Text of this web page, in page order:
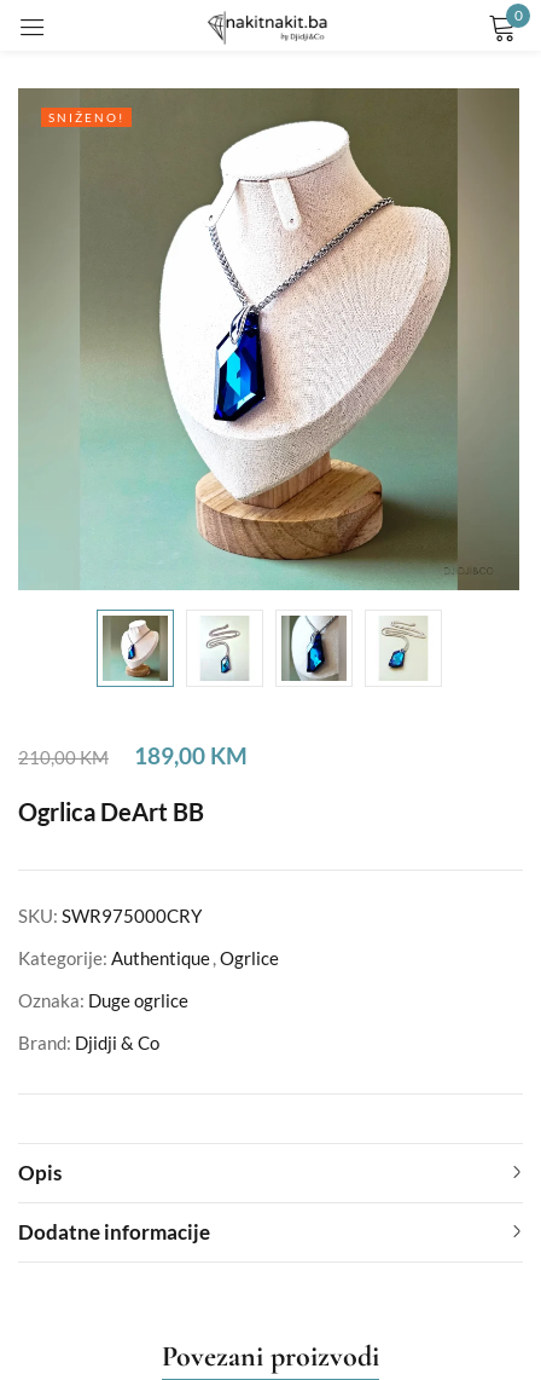
0
SNIŽENO!
210,00KM 189,00 KM
Ogrlica DeArt BB
SKU: SWR975000CRY
Kategorije: Authentique,Ogrlice
Oznaka: Duge ogrlice
Brand: Djidji & Co
Opis
Dodatne informacije
Povezani proizvodi
Remember me Lost password?
LOG IN
CREATE AN ACCOUNT